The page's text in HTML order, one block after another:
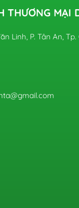
THƯƠNG MẠI
Linh, P. Tân An,